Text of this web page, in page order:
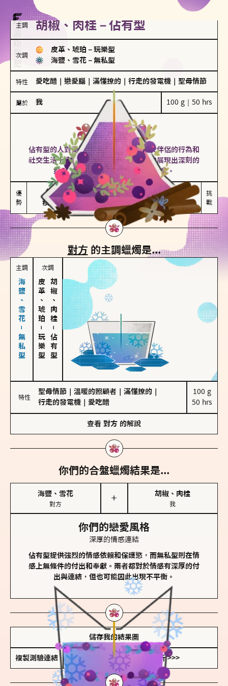
主調 胡椒、肉桂－佔有型
次調
皮革、琥珀 － 玩樂型
海鹽、雪花 － 無私型
特性 愛吃醋 戀愛腦 滿懂撩的 行走的發電機 聖母情節
屬於 我 100 g｜50 hrs
佔有型
胡椒、肉桂
佔有型的人對愛情有強烈的保護欲，對於伴侶的行為和
社交生活十分敏感、容易吃醋。在關係中展現出深刻的
投入和激情，但也可能讓人感到窒息。
優
勢
能建立緊密關係
積極維繫關係熱度
嫉妒心較強
可能出現控制欲
挑
戰
對方 的主調蠟燭是...
主調
海鹽、雪花－無私型
次調
皮革、琥珀
－
玩樂型
胡椒、肉桂
－
佔有型
特性
聖母情節 溫暖的照顧者 滿懂撩的
行走的發電機
愛吃醋
100 g
50 hrs
查看 對方 的解說
你們的合盤蠟燭結果是...
海鹽、雪花
對方
＋
胡椒、肉桂
我
你們的戀愛風格
深厚的情感連結
佔有型提供強烈的情感依賴和保護慾，而無私型則在情
感上無條件的付出和奉獻。兩者都對於情感有深厚的付
出與連結，但也可能因此出現不平衡。
儲存我的結果圖
複製測驗連結 查看香氛類型全解析 >>>